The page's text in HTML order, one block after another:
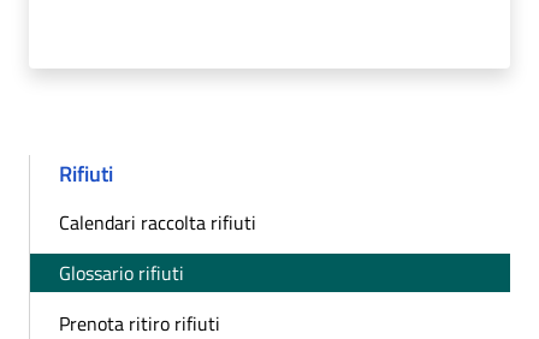
Rifiuti
Calendari raccolta rifiuti
Glossario rifiuti
Prenota ritiro rifiuti